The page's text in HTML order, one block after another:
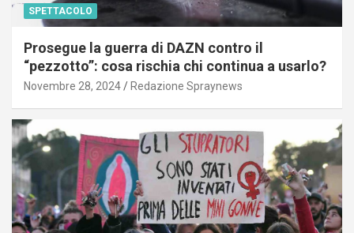
SPETTACOLO
Prosegue la guerra di DAZN contro il
“pezzotto”: cosa rischia chi continua a usarlo?
Novembre 28, 2024 Redazione Spraynews